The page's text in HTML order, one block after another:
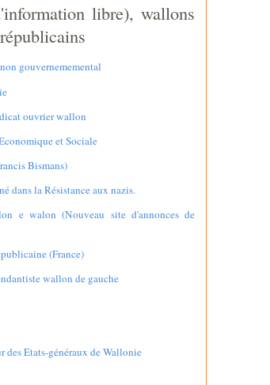
libre), wallons
gouvernememental
ouvrier wallon
et Sociale
Bismans)
dans la Résistance aux nazis.
e walon (Nouveau site d'annonces de
(France)
wallon de gauche
des Etats-généraux de Wallonie